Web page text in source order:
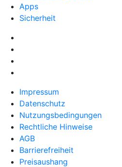
Apps
Sicherheit
Impressum
Datenschutz
Nutzungsbedingungen
Rechtliche Hinweise
AGB
Barrierefreiheit
Preisaushang